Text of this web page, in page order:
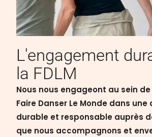
L'engagement
la FDLM
Nous nous engageont au sein
Faire Danser Le Monde dans
durable et responsable auprès
que nous accompagnons et